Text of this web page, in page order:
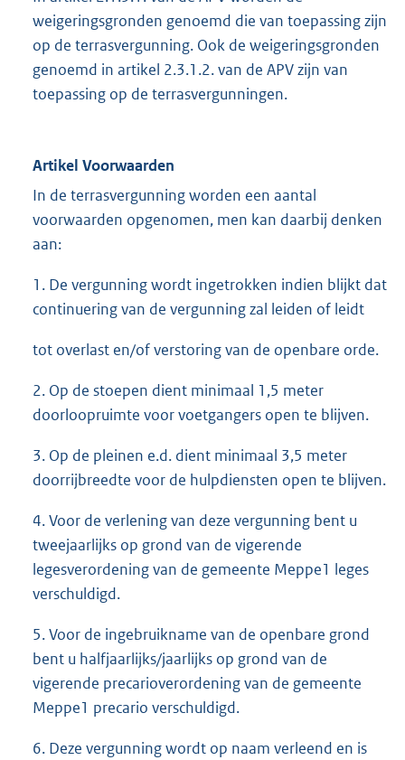
weigeringsgronden genoemd die van toepassing zijn
op de terrasvergunning. Ook de weigeringsgronden
genoemd in artikel 2.3.1.2. van de APV zijn van
toepassing op de terrasvergunningen.
Artikel Voorwaarden
In de terrasvergunning worden een aantal
voorwaarden opgenomen, men kan daarbij denken
aan:
1. De vergunning wordt ingetrokken indien blijkt dat
continuering van de vergunning zal leiden of leidt
tot overlast en/of verstoring van de openbare orde.
2. Op de stoepen dient minimaal 1,5 meter
doorloopruimte voor voetgangers open te blijven.
3. Op de pleinen e.d. dient minimaal 3,5 meter
doorrijbreedte voor de hulpdiensten open te blijven.
4. Voor de verlening van deze vergunning bent u
tweejaarlijks op grond van de vigerende
legesverordening van de gemeente Meppe1 leges
verschuldigd.
5. Voor de ingebruikname van de openbare grond
bent u halfjaarlijks/jaarlijks op grond van de
vigerende precarioverordening van de gemeente
Meppe1 precario verschuldigd.
6. Deze vergunning wordt op naam verleend en is